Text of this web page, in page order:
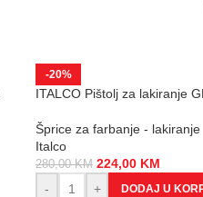
-20%
ITALCO Pištolj za lakiranje
Šprice za farbanje - lakiranje
Italco
280,00KM 224,00 KM
-
+ DODAJ U